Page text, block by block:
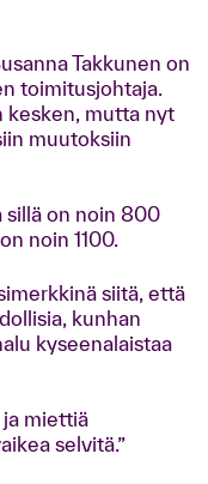
Takkunen on
toimitusjohtaja.
kesken, mutta nyt
muutoksiin
sillä on noin 800
noin 1100.
siitä, että
kunhan
kyseenalaistaa
ja miettiä
selvitä.”